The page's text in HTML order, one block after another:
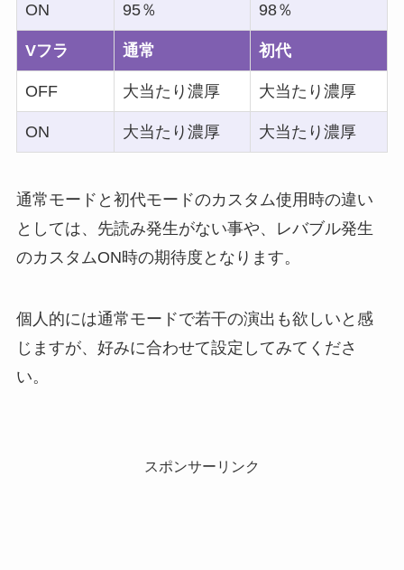
ON 95％ 98％
Vフラ 通常 初代
OFF 大当たり濃厚 大当たり濃厚
ON 大当たり濃厚 大当たり濃厚
通常モードと初代モードのカスタム使用時の違い
としては、先読み発生がない事や、レバブル発生
のカスタムON時の期待度となります。
個人的には通常モードで若干の演出も欲しいと感
じますが、好みに合わせて設定してみてくださ
い。
スポンサーリンク